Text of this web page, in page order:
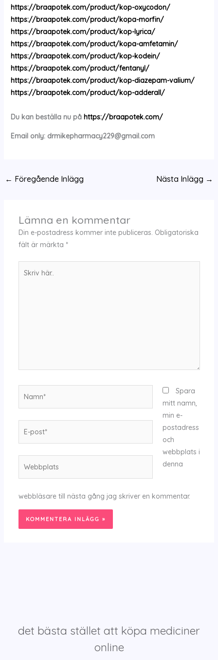
https://braapotek.com/product/kop-oxycodon/
https://braapotek.com/product/kopa-morfin/
https://braapotek.com/product/kop-lyrica/
https://braapotek.com/product/kopa-amfetamin/
https://braapotek.com/product/kop-kodein/
https://braapotek.com/product/fentanyl/
https://braapotek.com/product/kop-diazepam-valium/
https://braapotek.com/product/kop-adderall/
Du kan beställa nu på https://braapotek.com/
Email only: drmikepharmacy229@gmail.com
← Föregående Inlägg Nästa Inlägg →
Lämna en kommentar
Din e-postadress kommer inte publiceras. Obligatoriska
fält är märkta *
post*
Spara
mitt namn,
min e-
postadress
och
webbplats i
denna
webbläsare till nästa gång jag skriver en kommentar.
det bästa stället att köpa mediciner
online